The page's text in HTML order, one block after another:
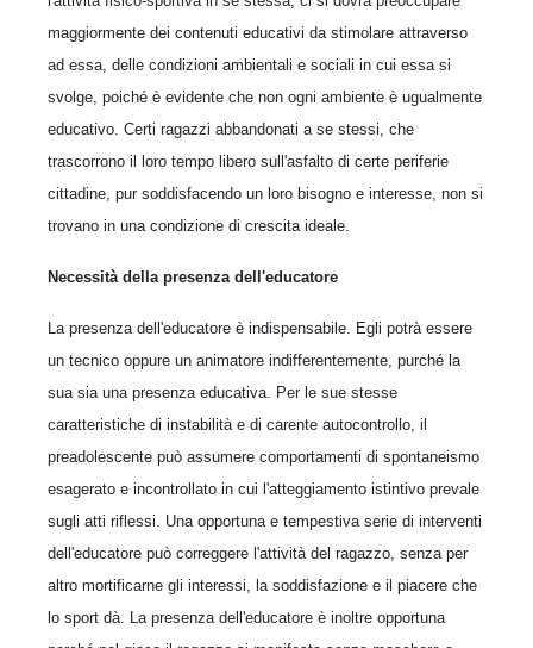
maggiormente dei contenuti educativi da stimolare attraverso
ad essa, delle condizioni ambientali e sociali in cui essa si
svolge, poiché è evidente che non ogni ambiente è ugualmente
educativo. Certi ragazzi abbandonati a se stessi, che
trascorrono il loro tempo libero sull'asfalto di certe periferie
cittadine, pur soddisfacendo un loro bisogno e interesse, non si
trovano in una condizione di crescita ideale.
Necessità della presenza dell'educatore
La presenza dell'educatore è indispensabile. Egli potrà essere
un tecnico oppure un animatore indifferentemente, purché la
sua sia una presenza educativa. Per le sue stesse
caratteristiche di instabilità e di carente autocontrollo, il
preadolescente può assumere comportamenti di spontaneismo
esagerato e incontrollato in cui l'atteggiamento istintivo prevale
sugli atti riflessi. Una opportuna e tempestiva serie di interventi
dell'educatore può correggere l'attività del ragazzo, senza per
altro mortificarne gli interessi, la soddisfazione e il piacere che
lo sport dà. La presenza dell'educatore è inoltre opportuna